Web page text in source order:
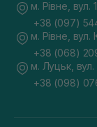
м. Рівне, вул.
+38 (097)
м. Рівне, вул.
+38 (068)
м. Луцьк,
+38 (098)